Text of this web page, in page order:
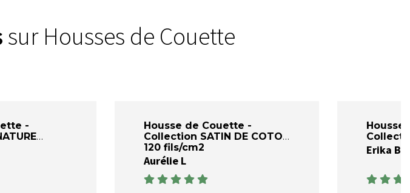
sur Housses de Couette
-
Housse de Couette -
Collection SATIN DE COTON
120 fils/cm2
Aurélie L
Housse
Erika B